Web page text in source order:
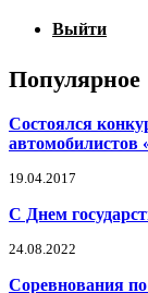
Выйти
Популярное
Состоялся
автомобилистов
19.04.2017
С Днем
24.08.2022
Соревнования